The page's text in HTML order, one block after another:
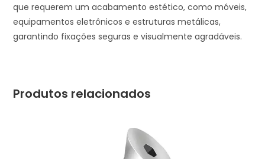
que requerem um acabamento estético, como móveis,
equipamentos eletrônicos e estruturas metálicas,
garantindo fixações seguras e visualmente agradáveis.
Produtos relacionados